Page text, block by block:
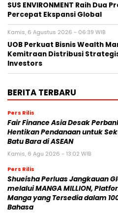
SUS ENVIRONMENT Raih Dua
Percepat Ekspansi Global
Kamis, 6 Agustus 2026 - 06:39 WIB
UOB Perkuat Bisnis Wealth
Kemitraan Distribusi
Investors
BERITA TERBARU
Pers Rilis
Fair Finance Asia Desak
Hentikan Pendanaan untuk
Batu Bara di ASEAN
Kamis, 6 Agu 2026 - 13:02 WIB
Pers Rilis
Shueisha Perluas Jangkauan
melalui MANGA MILLION,
Manga yang Tersedia dalam
Bahasa